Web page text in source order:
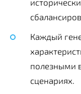
Каждый
полезными
сценариях.